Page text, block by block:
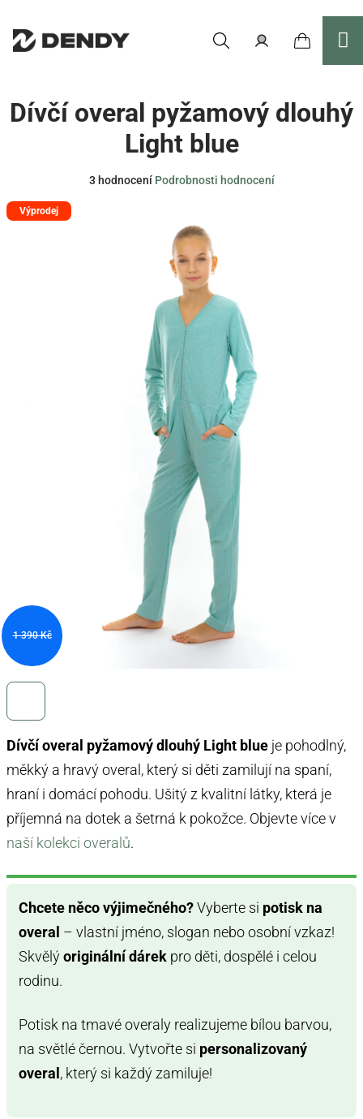
obsah
Nákupní
košík
Dívčí overal pyžamový dlouhý Light blue je pohodlný,
měkký a hravý overal, který si děti zamilují na spaní,
hraní i domácí pohodu. Ušitý z kvalitní látky, která je
příjemná na dotek a šetrná k pokožce. Objevte více v
naší kolekci overalů.
Chcete něco výjimečného?Vyberte si potisk na
overal – vlastní jméno, slogan nebo osobní vzkaz!
Skvělýoriginální dárek pro děti, dospělé i celou
rodinu.
Potisk na tmavé overaly realizujeme bílou barvou,
na světlé černou. Vytvořte si personalizovaný
overal , který si každý zamiluje!
Dívčí overal pyžamový dlouhý
Light blue
Průměrné
3 hodnocení Podrobnosti hodnocení
Výprodej
1 390 Kč